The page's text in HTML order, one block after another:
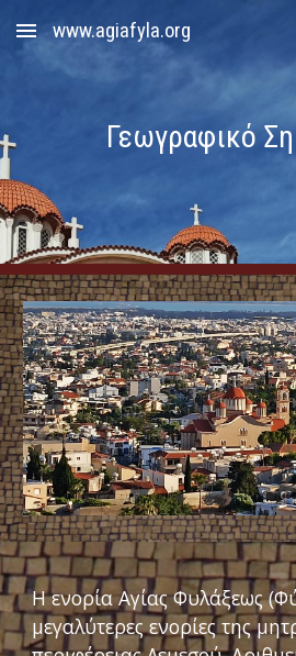
Skip to main content
www.agiafyla.org
Γεωγραφικό
Η ενορία Αγίας Φυλάξεως
μεγαλύτερες ενορίες της